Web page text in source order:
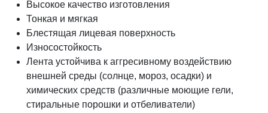
Высокое качество изготовления
Тонкая и мягкая
Блестящая лицевая поверхность
Износостойкость
Лента устойчива к аггресивному воздействию
внешней среды (солнце, мороз, осадки) и
химических средств (различные моющие гели,
стиральные порошки и отбеливатели)